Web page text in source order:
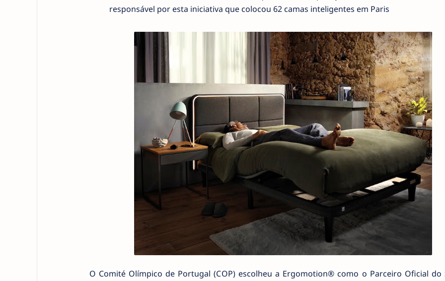
responsável por esta iniciativa que colocou 62 camas inteligentes em Paris
O Comité Olímpico de Portugal (COP) escolheu a Ergomotion® como o Parceiro Oficial do